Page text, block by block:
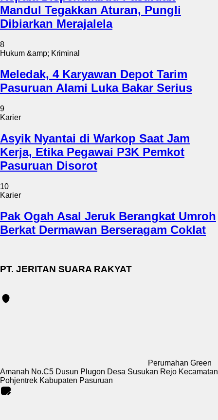
Mandul Tegakkan Aturan, Pungli
Dibiarkan Merajalela
8
Hukum &amp; Kriminal
Meledak, 4 Karyawan Depot Tarim
Pasuruan Alami Luka Bakar Serius
9
Karier
Asyik Nyantai di Warkop Saat Jam
Kerja, Etika Pegawai P3K Pemkot
Pasuruan Disorot
10
Karier
Pak Ogah Asal Jeruk Berangkat Umroh
Berkat Dermawan Berseragam Coklat
PT. JERITAN SUARA RAKYAT
Perumahan Green
Amanah No.C5 Dusun Plugon Desa Susukan Rejo Kecamatan
Pohjentrek Kabupaten Pasuruan